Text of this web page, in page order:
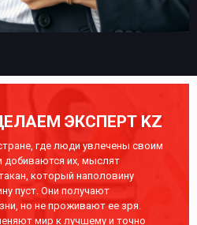
ЭКСПЕРТ KZ
где люди увлечены своим
добиваются их, мыслят
который наполовину
пуст. Они получают
но не проживают ее зря.
мир к лучшему и точно